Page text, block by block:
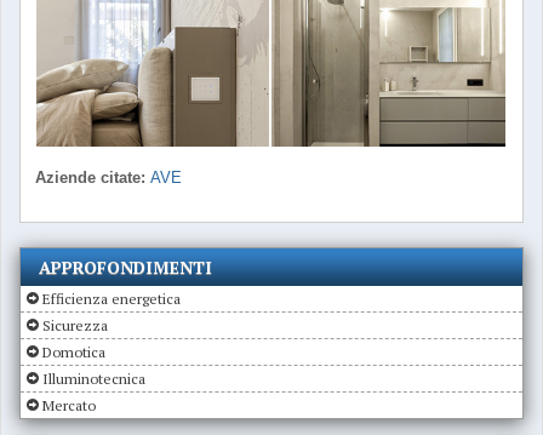
Aziende citate: AVE
APPROFONDIMENTI
Efficienza energetica
Sicurezza
Domotica
Illuminotecnica
Mercato